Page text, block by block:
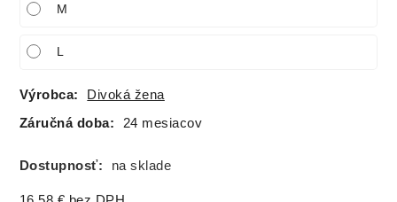
M
L
Výrobca: Divoká žena
Záručná doba: 24 mesiacov
Dostupnosť: na sklade